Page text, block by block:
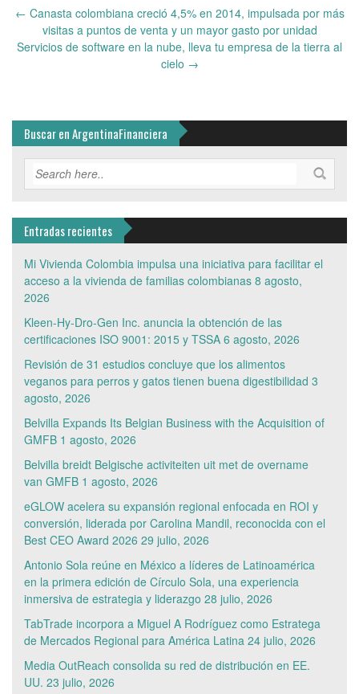
Post
navigation
← Canasta colombiana creció 4,5% en 2014, impulsada por más
visitas a puntos de venta y un mayor gasto por unidad
Servicios de software en la nube, lleva tu empresa de la tierra al
cielo →
Buscar en ArgentinaFinanciera
Entradas recientes
Mi Vivienda Colombia impulsa una iniciativa para facilitar el
acceso a la vivienda de familias colombianas 8 agosto,
2026
Kleen-Hy-Dro-Gen Inc. anuncia la obtención de las
certificaciones ISO 9001: 2015 y TSSA 6 agosto, 2026
Revisión de 31 estudios concluye que los alimentos
veganos para perros y gatos tienen buena digestibilidad 3
agosto, 2026
Belvilla Expands Its Belgian Business with the Acquisition of
GMFB 1 agosto, 2026
Belvilla breidt Belgische activiteiten uit met de overname
van GMFB 1 agosto, 2026
eGLOW acelera su expansión regional enfocada en ROI y
conversión, liderada por Carolina Mandil, reconocida con el
Best CEO Award 2026 29 julio, 2026
Antonio Sola reúne en México a líderes de Latinoamérica
en la primera edición de Círculo Sola, una experiencia
inmersiva de estrategia y liderazgo 28 julio, 2026
TabTrade incorpora a Miguel A Rodríguez como Estratega
de Mercados Regional para América Latina 24 julio, 2026
Media OutReach consolida su red de distribución en EE.
UU. 23 julio, 2026